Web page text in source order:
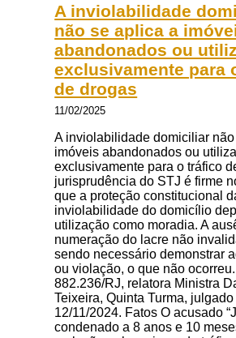
A inviolabilidade
não se aplica a
abandonados ou
exclusivamente para
de drogas
11/02/2025
A inviolabilidade domiciliar
imóveis abandonados ou
exclusivamente para o tráfico
jurisprudência do STJ é firme
que a proteção constitucional
inviolabilidade do domicílio
utilização como moradia. A
numeração do lacre não
sendo necessário demonstrar
ou violação, o que não
882.236/RJ, relatora Ministra
Teixeira, Quinta Turma, julgado
12/11/2024. Fatos O acusado
condenado a 8 anos e 10